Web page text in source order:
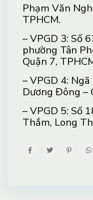
Phạm Văn
TPHCM.
– VPGD 3: Số
phường Tân
Quận 7,
– VPGD 4:
Dương Đông –
– VPGD 5: Số
Thắm, Long